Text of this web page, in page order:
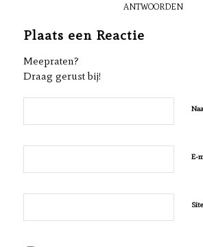
ANTWOORDEN
Plaats een Reactie
Meepraten?
Draag gerust bij!
E-
Site